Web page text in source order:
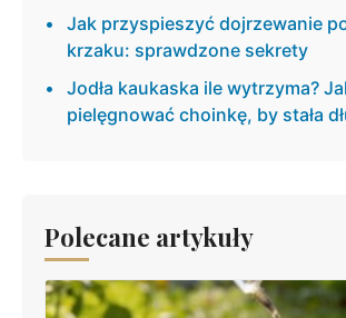
Jak przyspieszyć dojrzewanie
krzaku: sprawdzone sekrety
Jodła kaukaska ile wytrzyma?
pielęgnować choinkę, by stała
Polecane artykuły